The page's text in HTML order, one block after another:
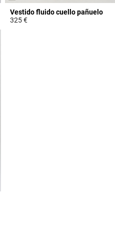
Vestido fluido cuello pañuelo
325 €